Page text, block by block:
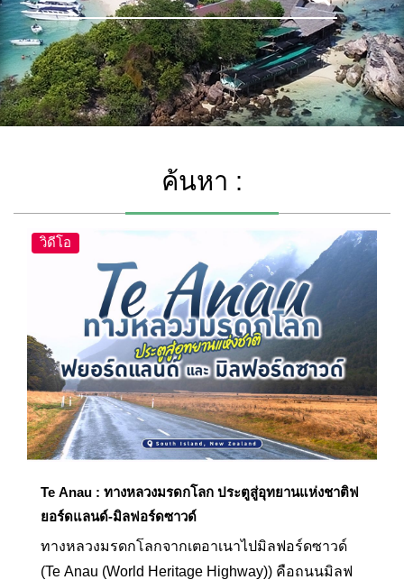
ค้นหา :
วิดีโอ
Te Anau : ทางหลวงมรดกโลก ประตูสู่อุทยานแห่งชาติฟ
ยอร์ดแลนด์-มิลฟอร์ดซาวด์
ทางหลวงมรดกโลกจากเตอาเนาไปมิลฟอร์ดซาวด์
(Te Anau (World Heritage Highway)) คือถนนมิลฟ